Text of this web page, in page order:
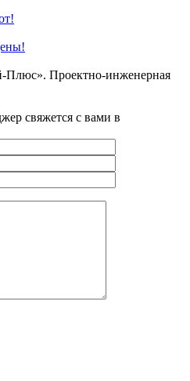
Проектно-инженерная
свяжется с вами в